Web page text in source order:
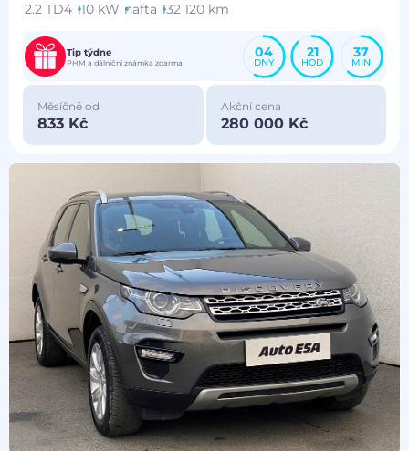
2.2 TD4 110 kW nafta 132 120 km
Tip týdne
PHM a dálniční známka zdarma
04
DNY
21
HOD
37
MIN
Měsíčně od
833 Kč
Akční cena
280 000 Kč